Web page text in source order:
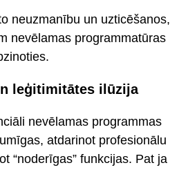
neuzmanību un uzticēšanos,
nevēlamas programmatūras
leģitimitātes ilūzija
nevēlamas programmas
atdarinot profesionālu
“noderīgas” funkcijas. Pat ja